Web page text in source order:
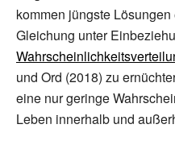
kommen jüngste
Gleichung unter
und Ord (2018) zu
eine nur geringe
Leben innerhalb und